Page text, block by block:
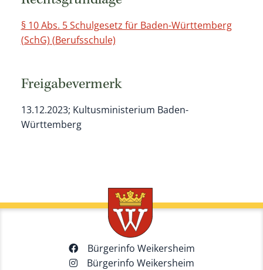
§ 10 Abs. 5 Schulgesetz für Baden-Württemberg
(SchG) (Berufsschule)
Freigabevermerk
13.12.2023; Kultusministerium Baden-
Württemberg
Bürgerinfo Weikersheim
Bürgerinfo Weikersheim